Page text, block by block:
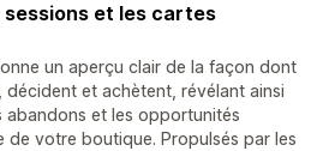
et les cartes
un aperçu clair de la façon dont
décident et achètent, révélant ainsi
abandons et les opportunités
de votre boutique. Propulsés par les